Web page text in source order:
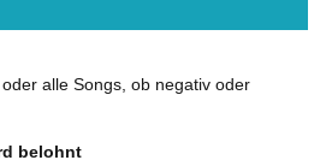
alle Songs, ob negativ oder
belohnt